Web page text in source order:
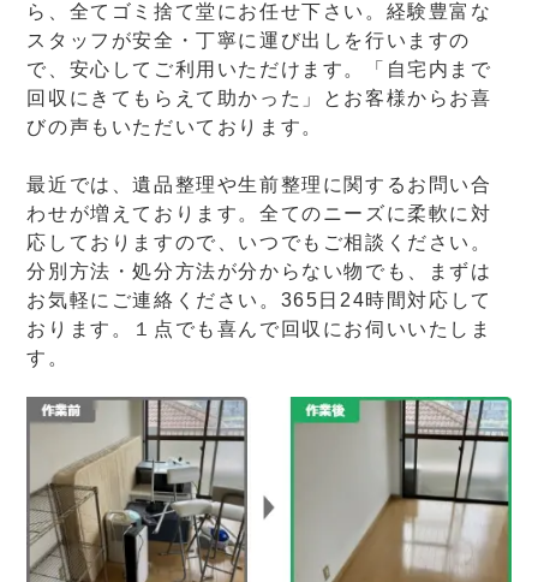
ら、全てゴミ捨て堂にお任せ下さい。経験豊富な
スタッフが安全・丁寧に運び出しを行いますの
で、安心してご利用いただけます。「自宅内まで
回収にきてもらえて助かった」とお客様からお喜
びの声もいただいております。
最近では、遺品整理や生前整理に関するお問い合
わせが増えております。全てのニーズに柔軟に対
応しておりますので、いつでもご相談ください。
分別方法・処分方法が分からない物でも、まずは
お気軽にご連絡ください。365日24時間対応して
おります。１点でも喜んで回収にお伺いいたしま
す。